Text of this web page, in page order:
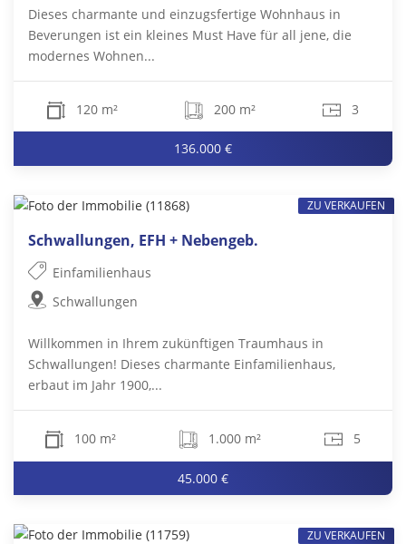
Dieses charmante und einzugsfertige Wohnhaus in
Beverungen ist ein kleines Must Have für all jene, die
modernes Wohnen...
120 m² 200 m² 3
136.000 €
Schwallungen, EFH + Nebengeb.
Einfamilienhaus
Schwallungen
Willkommen in Ihrem zukünftigen Traumhaus in
Schwallungen! Dieses charmante Einfamilienhaus,
erbaut im Jahr 1900,...
100 m² 1.000 m² 5
45.000 €
ZU VERKAUFEN
ZU VERKAUFEN